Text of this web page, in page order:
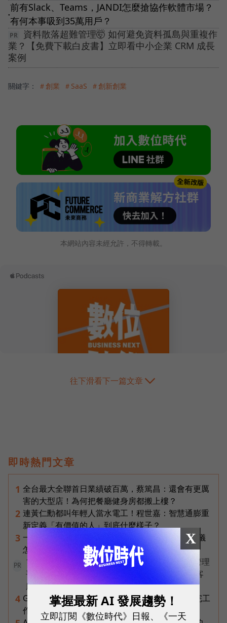
●
前有Slack、Teams，JANDI怎麼搶協作軟體市場？
有何本事吸到35萬用戶？
資料散落超難管理🤯 如何避免資料孤島與重複作
業？【免費下載白皮書】立即看中小企業 CRM 成長
案例
關鍵字： ＃創業 ＃SaaS ＃創新創業
本網站內容未經允許，不得轉載。
往下滑看下一篇文章
即時熱門文章
1 全台最大全聯首日業績破百萬，蔡篤昌：還會有更厲
害的大型店！為何把餐廳健身房都搬上樓？
2 連黃仁勳都叫年輕人當水電工！程世嘉：智慧通膨重
新定義「有價值的人」到底什麼樣子？
3 一張遺照「開口」說話，中間有8道關卡！翊嘉禮儀
怎麼做出AI告別式，讓逝者最後道別？
PR
1 名員工、一支 AI 團隊全包辦——企業 AI 員工管理
平台 ORRA，如何讓新創公司撐起研發、銷售到客
服？
4 Gemini Spark完整教學｜幫你讀Gmail、自動跑完工
作流程，3個超實用情境一次看
X
掌握最新 AI 發展趨勢！
立即訂閱《數位時代》日報、《一天